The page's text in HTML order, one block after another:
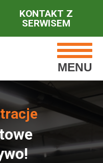
KONTAKT Z
SERWISEM
MENU